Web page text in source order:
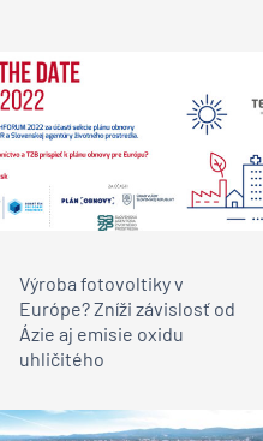
Výroba fotovoltiky v
Európe? Zníži závislosť od
Ázie aj emisie oxidu
uhličitého